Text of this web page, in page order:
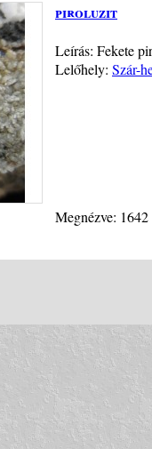
piroluzit
Leírás: Fekete
Lelőhely: Szár-
Megnézve: